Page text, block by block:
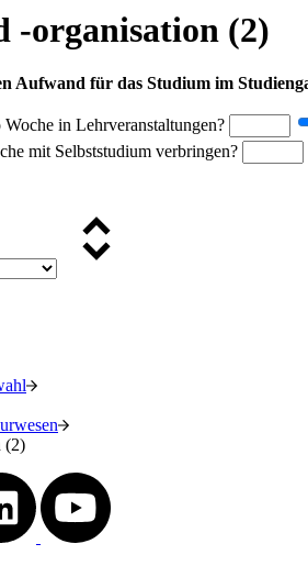
-organisation (2)
Aufwand für das Studium im
in Lehrveranstaltungen?
mit Selbststudium verbringen?
(2)